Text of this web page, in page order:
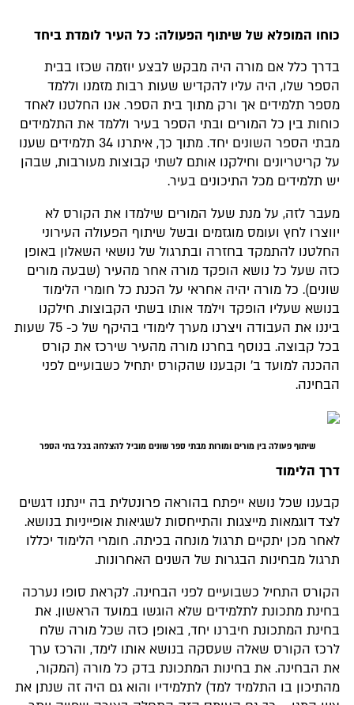
כוחו המופלא של שיתוף הפעולה: כל העיר לומדת ביחד
בדרך כלל אם מורה היה מבקש לבצע יוזמה שכזו בבית
הספר שלו, היה עליו להקדיש שעות רבות מזמנו וללמד
מספר תלמידים אך ורק מתוך בית הספר. אנו החלטנו לאחד
כוחות בין כל המורים ובתי הספר בעיר וללמד את התלמידים
מבתי הספר השונים יחד. מתוך כך, איתרנו 34 תלמידים שענו
על קריטריונים וחילקנו אותם לשתי קבוצות מעורבות, שבהן
יש תלמידים מכל התיכונים בעיר.
מעבר לזה, על מנת שעל המורים שילמדו את הקורס לא
יווצרו לחץ ועומס מוגזמים ובשל שיתוף הפעולה העירוני
החלטנו להתמקד בחזרה ובתרגול של נושאי השאלון באופן
כזה שעל כל נושא הופקד מורה אחר מהעיר (שבעה מורים
שונים). כל מורה יהיה אחראי על הכנת כל חומרי הלימוד
בנושא שעליו הופקד וילמד אותו בשתי הקבוצות. חילקנו
ביננו את העבודה ויצרנו מערך לימודי בהיקף של כ- 75 שעות
בכל קבוצה. בנוסף בחרנו מורה מהעיר שירכז את קורס
ההכנה למועד ב' וקבענו שהקורס יתחיל כשבועיים לפני
הבחינה.
שיתוף פעולה בין מורים ומורות מבתי ספר שונים מוביל להצלחה בכל בתי הספר
דרך הלימוד
קבענו שכל נושא ייפתח בהוראה פרונטלית בה יינתנו דגשים
לצד דוגמאות מייצגות והתייחסות לשגיאות אופייניות בנושא.
לאחר מכן יתקיים תרגול מונחה בכיתה. חומרי הלימוד יכללו
תרגול מבחינות הבגרות של השנים האחרונות.
הקורס התחיל כשבועיים לפני הבחינה. לקראת סופו נערכה
בחינת מתכונת לתלמידים שלא הוגשו במועד הראשון. את
בחינת המתכונת חיברנו יחד, באופן כזה שכל מורה שלח
לרכז הקורס שאלה שעסקה בנושא אותו לימד, והרכז ערך
את הבחינה. את בחינות המתכונת בדק כל מורה (המקור,
מהתיכון בו התלמיד למד) לתלמידיו והוא גם היה זה שנתן את